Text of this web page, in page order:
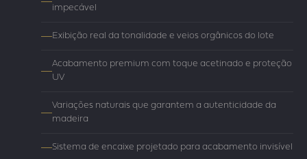
impecável
Exibição real da tonalidade e veios orgânicos do lote
Acabamento premium com toque acetinado e proteção
UV
Variações naturais que garantem a autenticidade da
madeira
Sistema de encaixe projetado para acabamento invisível